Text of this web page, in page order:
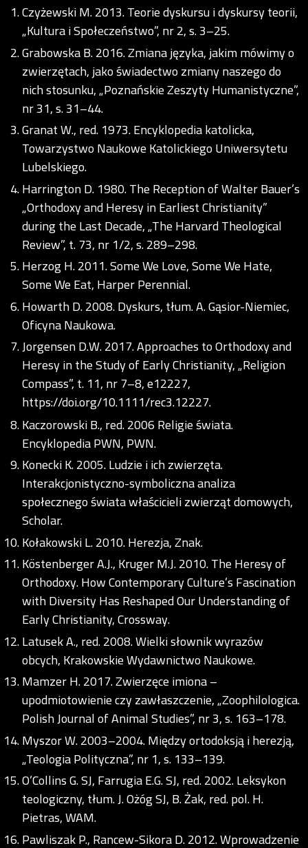
Czyżewski M. 2013. Teorie dyskursu i dyskursy teorii,
„Kultura i Społeczeństwo”, nr 2, s. 3–25.
Grabowska B. 2016. Zmiana języka, jakim mówimy o
zwierzętach, jako świadectwo zmiany naszego do
nich stosunku, „Poznańskie Zeszyty Humanistyczne”,
nr 31, s. 31–44.
Granat W., red. 1973. Encyklopedia katolicka,
Towarzystwo Naukowe Katolickiego Uniwersytetu
Lubelskiego.
Harrington D. 1980. The Reception of Walter Bauer’s
„Orthodoxy and Heresy in Earliest Christianity”
during the Last Decade, „The Harvard Theological
Review”, t. 73, nr 1/2, s. 289–298.
Herzog H. 2011. Some We Love, Some We Hate,
Some We Eat, Harper Perennial.
Howarth D. 2008. Dyskurs, tłum. A. Gąsior-Niemiec,
Oficyna Naukowa.
Jorgensen D.W. 2017. Approaches to Orthodoxy and
Heresy in the Study of Early Christianity, „Religion
Compass”, t. 11, nr 7–8, e12227,
https://doi.org/10.1111/rec3.12227.
Kaczorowski B., red. 2006 Religie świata.
Encyklopedia PWN, PWN.
Konecki K. 2005. Ludzie i ich zwierzęta.
Interakcjonistyczno-symboliczna analiza
społecznego świata właścicieli zwierząt domowych,
Scholar.
Kołakowski L. 2010. Herezja, Znak.
Köstenberger A.J., Kruger M.J. 2010. The Heresy of
Orthodoxy. How Contemporary Culture’s Fascination
with Diversity Has Reshaped Our Understanding of
Early Christianity, Crossway.
Latusek A., red. 2008. Wielki słownik wyrazów
obcych, Krakowskie Wydawnictwo Naukowe.
Mamzer H. 2017. Zwierzęce imiona –
upodmiotowienie czy zawłaszczenie, „Zoophilologica.
Polish Journal of Animal Studies”, nr 3, s. 163–178.
Myszor W. 2003–2004. Między ortodoksją i herezją,
„Teologia Polityczna”, nr 1, s. 133–139.
O’Collins G. SJ, Farrugia E.G. SJ, red. 2002. Leksykon
teologiczny, tłum. J. Ożóg SJ, B. Żak, red. pol. H.
Pietras, WAM.
Pawliszak P., Rancew-Sikora D. 2012. Wprowadzenie